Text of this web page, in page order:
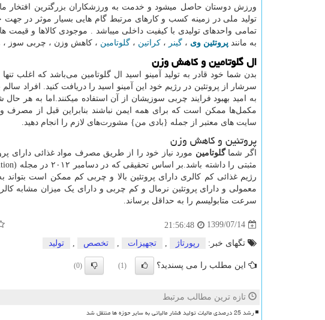
ورزش دوستان حاصل میشود و خدمت به ورزشکاران بزرگترین افتخار
تولید ملی در زمینه کسب و کارهای مرتبط گام هایی بسیار موثر در جهت
تمامی واحدهای تولیدی با کیفیت داخلی میباشد . موجودی کالاها و
به مانند پروتئین وی ، گینر ، کراتین ، گلوتامین ، کاهش وزن ، چربی سوز ،
ال‌ گلوتامین و کاهش وزن
بدن شما خود قادر به تولید آمینو اسید ال‌ گلوتامین می‌باشد که اغلب
سرشار از پروتئین در رژیم خود این آمینو اسید را دریافت کنید. افراد
به امید بهبود فرایند چربی‌ سوزیشان از آن استفاده میکنند.اما به هر
مکمل‌ها ممکن است که برای همه ایمن نباشند بنابراین قبل از مصرف
سایت های معتبر از جمله {بادی من} مشورت‌های لازم را انجام دهید.
پروتئین و کاهش وزن
اگر شماگلوتامین مورد نیاز خود را از طریق مصرف مواد غذائی دارای
رژیم غذائی کم کالری دارای پروتئین بالا و چربی‌ کم ممکن است
معمولی‌ و دارای پروتئین نرمال و کم چربی‌ و دارای یک میزان مشابه
سرعت متابولیسم را به حداقل برساند.
1399/07/14
21:56:48
تگهای خبر: رپورتاژ تجهیزات تخصص تولید
این مطلب را می پسندید؟ (1)
(0)
تازه ترین مطالب مرتبط
رشد 25 درصدی مالیات تولید فشار مالیاتی به سایر حوزه ها منتقل شد